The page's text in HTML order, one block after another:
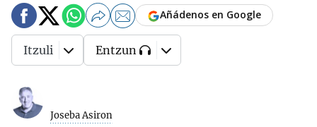
Joseba Asiron
Añádenos en Google
Itzuli Entzun